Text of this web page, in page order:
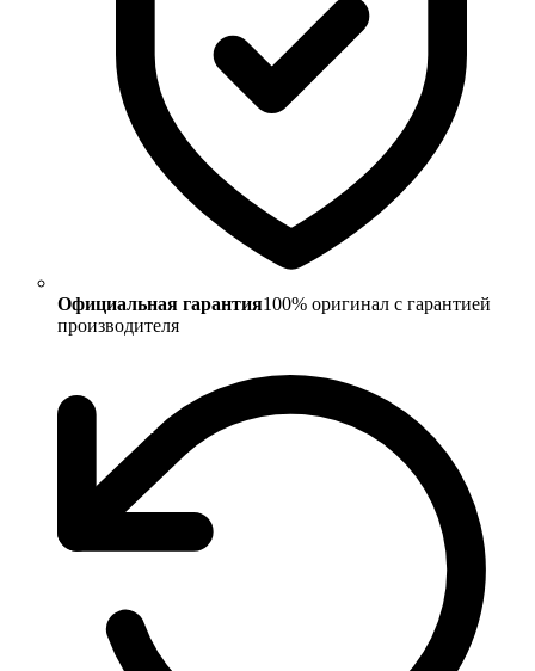
Официальная гарантия100% оригинал с гарантией
производителя